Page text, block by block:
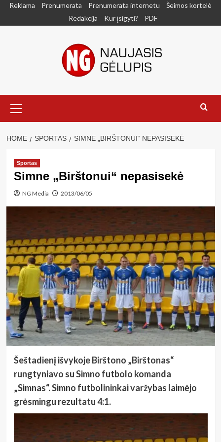
SkipReklama Prenumerata Prenumerata internetu
Šeimos kortelė
Redakcija
Kur įsigyti? PDF
Menu
HOME SPORTAS SIMNE „BIRŠTONUI“ NEPASISEKĖ
Sportas
Simne „Birštonui“ nepasisekė
NG Media 2013/06/05
Šeštadienį išvykoje Birštono „Birštonas“
rungtyniavo su Simno futbolo komanda
„Simnas“. Simno futbolininkai varžybas laimėjo
grėsmingu rezultatu 4:1.